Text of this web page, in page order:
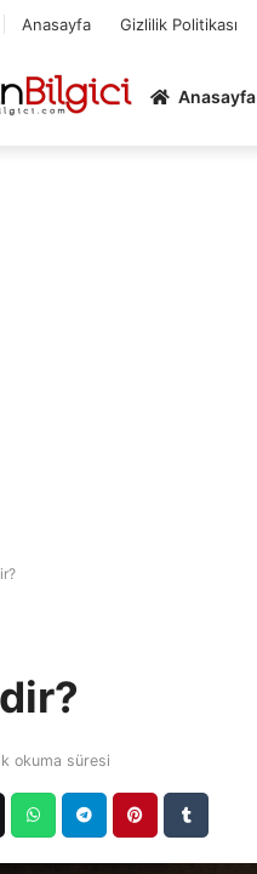
Anasayfa Gizlilik Politikası
Anasayfa
okuma süresi